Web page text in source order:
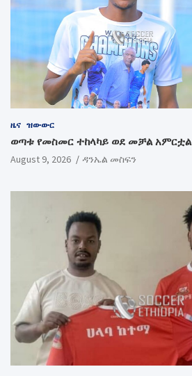
ዜና ዝውውር
ወጣቱ የመስመር ተከላካይ ወደ መቻል አምርቷል
August 9, 2026 ዳንኤል መስፍን